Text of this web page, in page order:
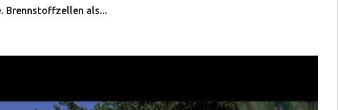
Brennstoffzellen als...